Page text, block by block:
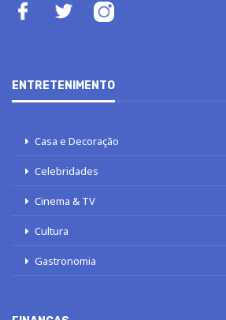
ENTRETENIMENTO
Casa e Decoração
Celebridades
Cinema & TV
Cultura
Gastronomia